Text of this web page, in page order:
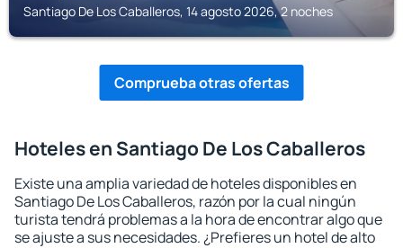
Santiago De Los Caballeros, 14 agosto 2026, 2 noches
Comprueba otras ofertas
Hoteles en Santiago De Los Caballeros
Existe una amplia variedad de hoteles disponibles en
Santiago De Los Caballeros, razón por la cual ningún
turista tendrá problemas a la hora de encontrar algo que
se ajuste a sus necesidades. ¿Prefieres un hotel de alto